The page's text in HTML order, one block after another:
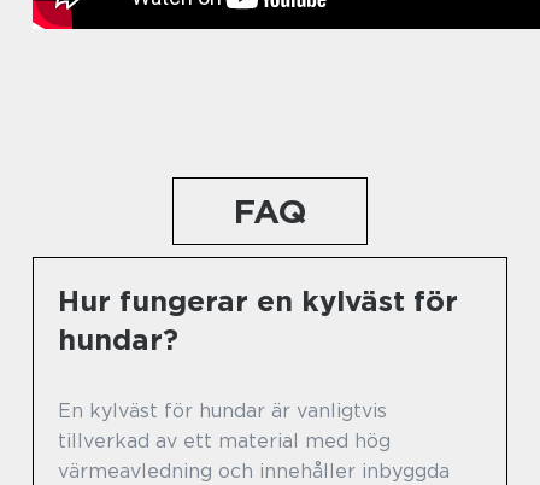
FAQ
Hur fungerar en kylväst för
hundar?
En kylväst för hundar är vanligtvis
tillverkad av ett material med hög
värmeavledning och innehåller inbyggda